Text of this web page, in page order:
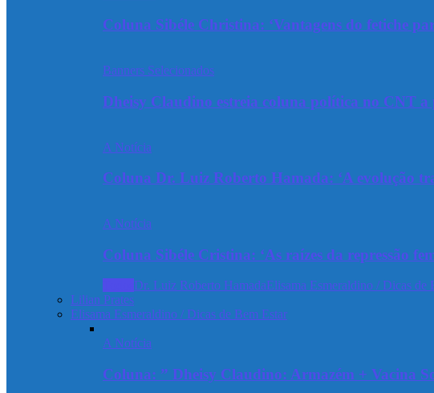
Coluna Sibéle Christina: ‘Vantagens do fetiche
Banners Selecionados
Dheisy Claudino estreia coluna política no CNT
A Notícia
Coluna Dr. Luiz Roberto Hamada: ‘A evolução
A Notícia
Coluna Sibéle Cristina: ‘As raízes da repressão
Dr. Luiz Roberto HamadaElisama Esmeraldino / Dicas de
Lilian Prates
Elisama Esmeraldino / Dicas de Bem Estar
A Notícia
Coluna: ” Dheisy Claudino: Armazém + Vacina